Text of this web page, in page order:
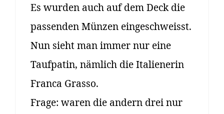
Es wurden auch auf dem Deck die
passenden Münzen eingeschweisst.
Nun sieht man immer nur eine
Taufpatin, nämlich die Italienerin
Franca Grasso.
Frage: waren die andern drei nur